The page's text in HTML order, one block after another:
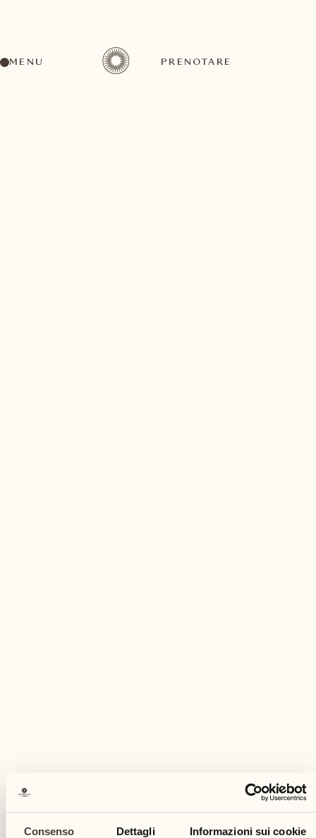
Consenso Dettagli Informazioni sui cookie
MENU PRENOTARE
Prezzo